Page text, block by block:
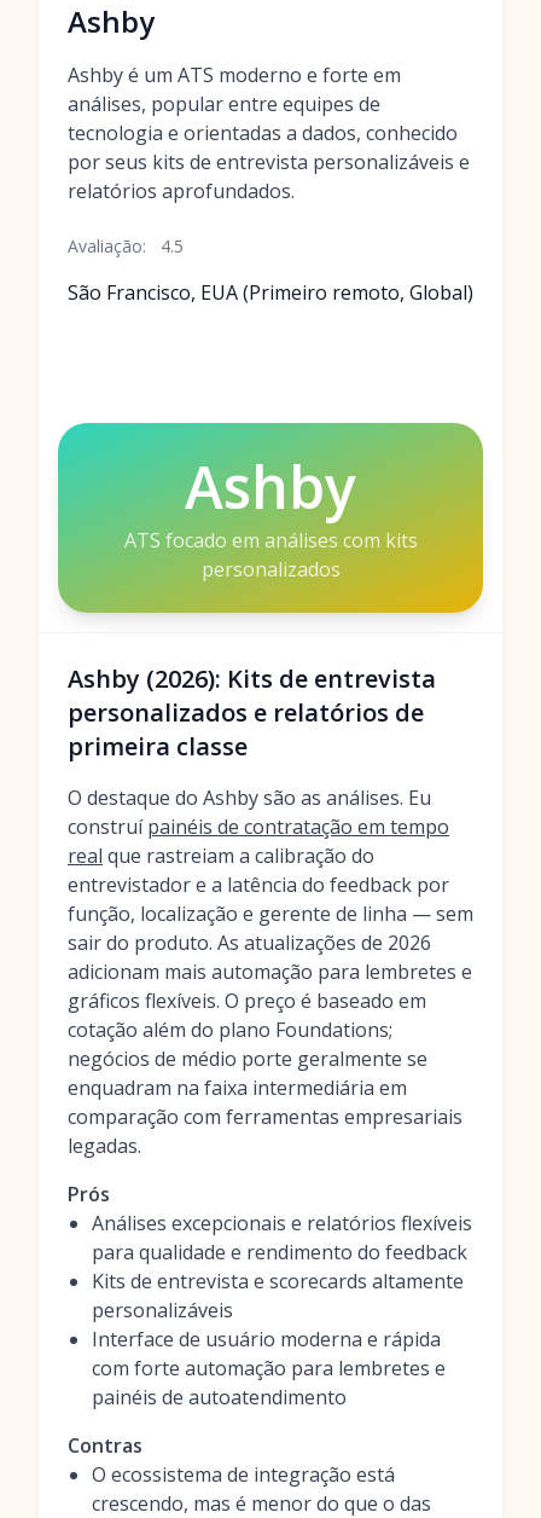
Ashby
Ashby é um ATS moderno e forte em
análises, popular entre equipes de
tecnologia e orientadas a dados, conhecido
por seus kits de entrevista personalizáveis e
relatórios aprofundados.
Avaliação: 4.5
São Francisco, EUA (Primeiro remoto, Global)
Ashby
ATS focado em análises com kits
personalizados
Ashby (2026): Kits de entrevista
personalizados e relatórios de
primeira classe
O destaque do Ashby são as análises. Eu
construípainéis de contratação em tempo
real que rastreiam a calibração do
entrevistador e a latência do feedback por
função, localização e gerente de linha — sem
sair do produto. As atualizações de 2026
adicionam mais automação para lembretes e
gráficos flexíveis. O preço é baseado em
cotação além do plano Foundations;
negócios de médio porte geralmente se
enquadram na faixa intermediária em
comparação com ferramentas empresariais
legadas.
Prós
Análises excepcionais e relatórios flexíveis
para qualidade e rendimento do feedback
Kits de entrevista e scorecards altamente
personalizáveis
Interface de usuário moderna e rápida
com forte automação para lembretes e
painéis de autoatendimento
Contras
O ecossistema de integração está
crescendo, mas é menor do que o das